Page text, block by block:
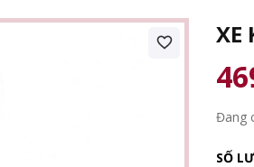
XE
Đang
SỐ